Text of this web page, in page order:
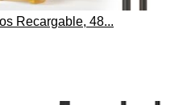
Recargable, 48...